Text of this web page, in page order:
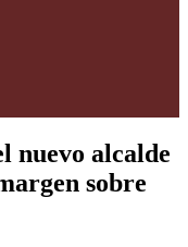
nuevo alcalde
sobre